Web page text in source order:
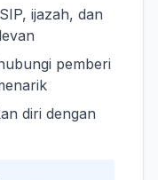
ijazah, dan
pemberi
diri dengan